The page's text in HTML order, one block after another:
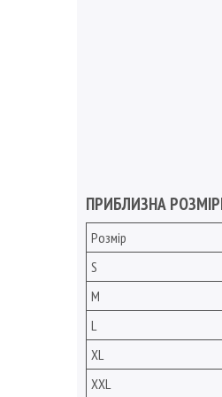
ПРИБЛИЗНА
Розмір
S
M
L
XL
XXL